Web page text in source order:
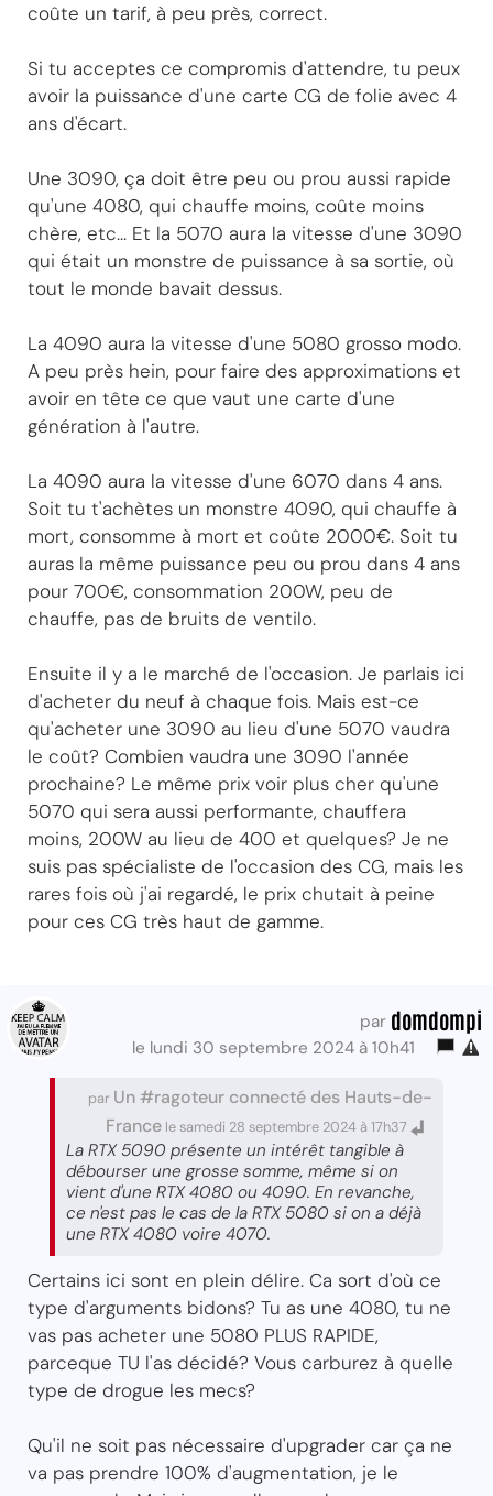
coûte un tarif, à peu près, correct.
Si tu acceptes ce compromis d'attendre, tu peux
avoir la puissance d'une carte CG de folie avec 4
ans d'écart.
Une 3090, ça doit être peu ou prou aussi rapide
qu'une 4080, qui chauffe moins, coûte moins
chère, etc... Et la 5070 aura la vitesse d'une 3090
qui était un monstre de puissance à sa sortie, où
tout le monde bavait dessus.
La 4090 aura la vitesse d'une 5080 grosso modo.
A peu près hein, pour faire des approximations et
avoir en tête ce que vaut une carte d'une
génération à l'autre.
La 4090 aura la vitesse d'une 6070 dans 4 ans.
Soit tu t'achètes un monstre 4090, qui chauffe à
mort, consomme à mort et coûte 2000€. Soit tu
auras la même puissance peu ou prou dans 4 ans
pour 700€, consommation 200W, peu de
chauffe, pas de bruits de ventilo.
Ensuite il y a le marché de l'occasion. Je parlais ici
d'acheter du neuf à chaque fois. Mais est-ce
qu'acheter une 3090 au lieu d'une 5070 vaudra
le coût? Combien vaudra une 3090 l'année
prochaine? Le même prix voir plus cher qu'une
5070 qui sera aussi performante, chauffera
moins, 200W au lieu de 400 et quelques? Je ne
suis pas spécialiste de l'occasion des CG, mais les
rares fois où j'ai regardé, le prix chutait à peine
pour ces CG très haut de gamme.
par domdompi
le lundi 30 septembre 2024 à 10h41
par Un #ragoteur connecté des Hauts-de-
France le samedi 28 septembre 2024 à 17h37
La RTX 5090 présente un intérêt tangible à
débourser une grosse somme, même si on
vient d'une RTX 4080 ou 4090. En revanche,
ce n'est pas le cas de la RTX 5080 si on a déjà
une RTX 4080 voire 4070.
Certains ici sont en plein délire. Ca sort d'où ce
type d'arguments bidons? Tu as une 4080, tu ne
vas pas acheter une 5080 PLUS RAPIDE,
parceque TU l'as décidé? Vous carburez à quelle
type de drogue les mecs?
Qu'il ne soit pas nécessaire d'upgrader car ça ne
va pas prendre 100% d'augmentation, je le